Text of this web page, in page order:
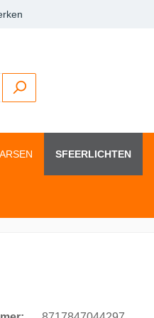
SFEERLICHTEN